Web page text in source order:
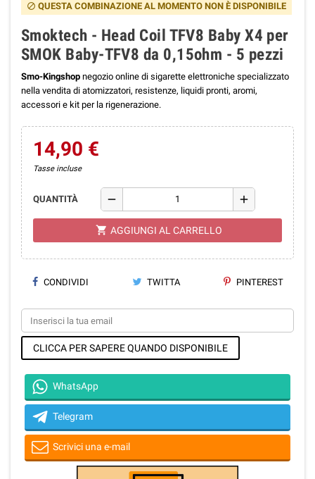
block QUESTA COMBINAZIONE AL MOMENTO NON È DISPONIBILE
Smoktech - Head Coil TFV8 Baby X4 per
SMOK Baby-TFV8 da 0,15ohm - 5 pezzi
Smo-Kingshop negozio online di sigarette elettroniche specializzato
nella vendita di atomizzatori, resistenze, liquidi pronti, aromi,
accessori e kit per la rigenerazione.
14,90 €
Tasse incluse
QUANTITÀ remove add
shopping_cart AGGIUNGI AL CARRELLO
CONDIVIDI TWITTA PINTEREST
CLICCA PER SAPERE QUANDO DISPONIBILE
WhatsApp
Telegram
Scrivici una e-mail